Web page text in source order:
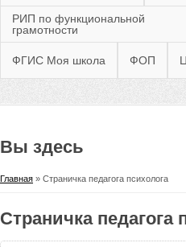
РИП по функциональной
грамотности
ФГИС Моя школа ФОП
Вы здесь
Главная » Страничка педагога психолога
Страничка педагога